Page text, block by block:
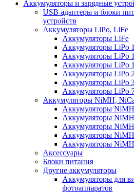
Аккумуляторы и зарядные
USB-адаптеры и блоки
устройств
Аккумуляторы LiPo, LiFe
Аккумуляторы LiFe
Аккумуляторы LiPo
Аккумуляторы LiPo
Аккумуляторы LiPo
Аккумуляторы LiPo
Аккумуляторы LiPo
Аккумуляторы LiPo
Аккумуляторы NiMH,
Аккумуляторы
Аккумуляторы
Аккумуляторы
Аккумуляторы
Аккумуляторы
Аксессуары
Блоки питания
Другие аккумуляторы
Аккумуляторы для
фотоаппаратов